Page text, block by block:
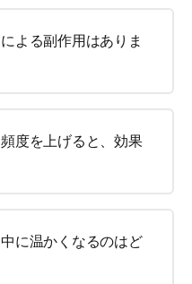
よる副作用はありま
度を上げると、効果
に温かくなるのはど